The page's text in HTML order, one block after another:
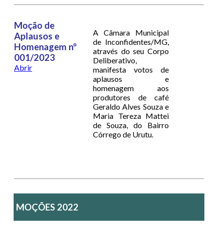
Moção de
Aplausos e
Homenagem nº
001/2023
Abrir
A Câmara Municipal
de Inconfidentes/MG,
através do seu Corpo
Deliberativo,
manifesta votos de
aplausos e
homenagem aos
produtores de café
Geraldo Alves Souza e
Maria Tereza Mattei
de Souza, do Bairro
Córrego de Urutu.
MOÇÕES 2022